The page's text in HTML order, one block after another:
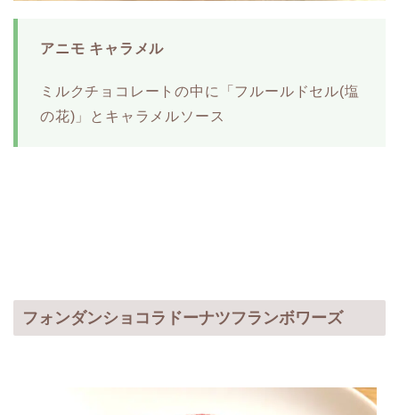
アニモ キャラメル
ミルクチョコレートの中に「フルールドセル(塩
の花)」とキャラメルソース
フォンダンショコラドーナツフランボワーズ